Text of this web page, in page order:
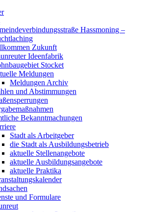
Hassmoning –
Zukunft
Ideenfabrik
Stocket
Meldungen
Meldungen Archiv
und Abstimmungen
Bekanntmachungen
Stadt als Arbeitgeber
die Stadt als Ausbildungsbetrieb
aktuelle Stellenangebote
aktuelle Ausbildungsangebote
aktuelle Praktika
und Formulare